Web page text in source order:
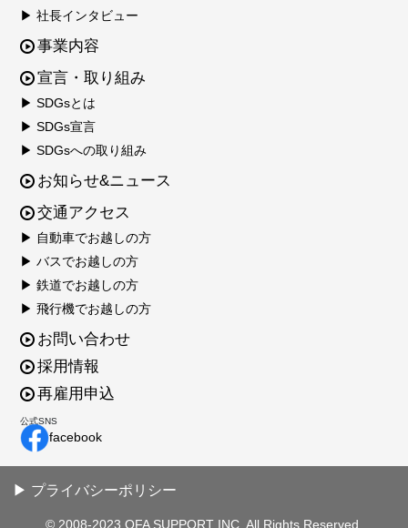
▶ 社長インタビュー
事業内容
宣言・取り組み
▶ SDGsとは
▶ SDGs宣言
▶ SDGsへの取り組み
お知らせ&ニュース
交通アクセス
▶ 自動車でお越しの方
▶ バスでお越しの方
▶ 鉄道でお越しの方
▶ 飛行機でお越しの方
お問い合わせ
採用情報
再雇用申込
公式SNS
facebook
▶ プライバシーポリシー
© 2008-2023 OFA SUPPORT INC. All Rights Reserved.